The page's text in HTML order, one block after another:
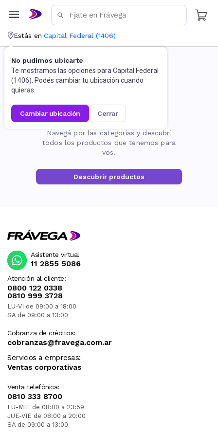
Estás en Capital Federal (1406)
No pudimos ubicarte
Te mostramos las opciones para Capital Federal
(1406). Podés cambiar tu ubicación cuando
quieras.
cambiar ubicación cerrar
La página no existe
Navegá por las categorías y descubrí
todos los productos que tenemos para
vos.
Descubrir productos
Atención al cliente:
0800 122 0338
0810 999 3728
LU-VI de 09:00 a 18:00
SA de 09:00 a 13:00
Cobranza de créditos:
cobranzas@fravega.com.ar
Servicios a empresas:
Ventas corporativas
Venta telefónica:
0810 333 8700
LU-MIE de 08:00 a 23:59
JUE-VIE de 08:00 a 20:00
SA de 09:00 a 13:00
Asistente virtual
11 2855 5086